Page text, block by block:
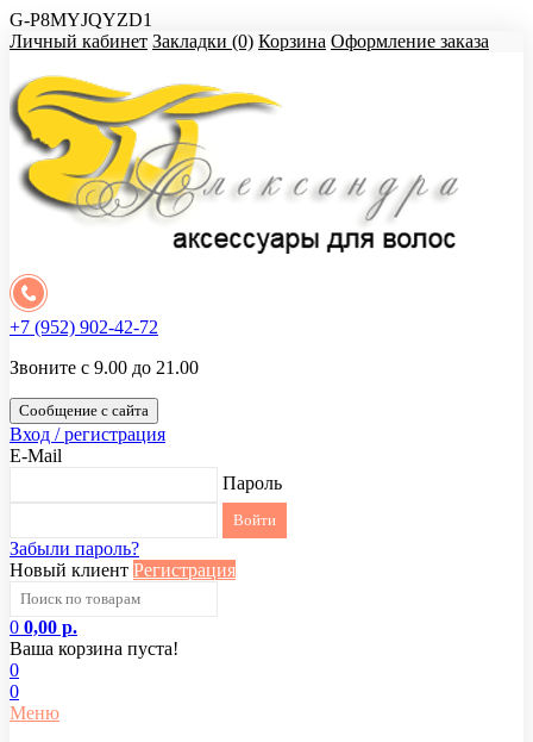
G-P8MYJQYZD1
Личный кабинет Закладки (0) Корзина Оформление заказа
+7 (952) 902-42-72
Звоните с 9.00 до 21.00
Сообщение с сайта
Вход / регистрация
E-Mail
Пароль
Забыли пароль?
Новый клиент Регистрация
0 0,00 р.
Ваша корзина пуста!
0
0
Меню